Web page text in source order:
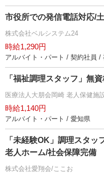
市役所での発信電話対応/
株式会社ベルシステム24
時給1,290円
アルバイト・パート / 契約社員 /
「福祉調理スタッフ」無
医療法人大朋会岡崎 老人保健施
時給1,140円
アルバイト・パート / 愛知県
「未経験OK」調理スタッ
老人ホーム/社会保障完備
株式会社愛翔会/ここお